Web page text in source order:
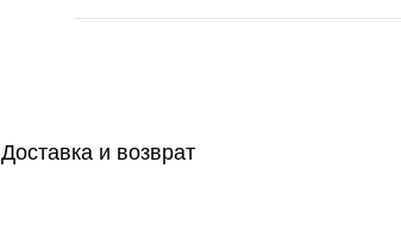
Доставка и возврат